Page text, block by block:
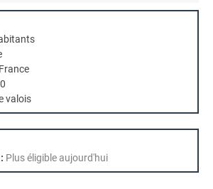
valois
Plus éligible aujourd'hui